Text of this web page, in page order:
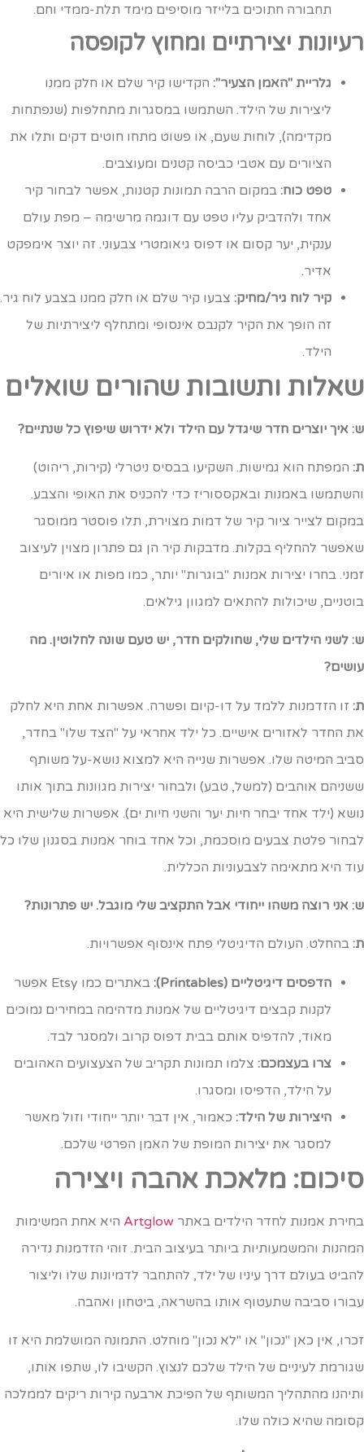
תחבורה חתוכים בלייזר מוסיפים מימד תלת-ממדי וחם.
יצירתיים ומחוץ לקופסה
גלריית "האמן הצעיר":הקדישו קיר שלם או חלק ממנו
ליצירות של הילד. השתמשו במסגרות מתחלפות (שנפתחות
מקדימה), לוחות שעם, או פשוט מתחו חוטים דקים ותלו את
הציורים עם אטבי כביסה קטנים ומעוצבים.
טפט כוח:במקום הרבה תמונות קטנות, אפשר לבחור קיר
אחד ולהדביק עליו טפט עם דוגמה מרשימה – מפת עולם
ענקית, יער קסום או דפוס גיאומטרי צבעוני. זה יוצר אימפקט
אדיר.
קיר לוח גיר/מחיק:צבעו קיר שלם או חלק ממנו בצבע לוח גיר.
זה הופך את הקיר לקנבס אינסופי ומתחלף ליצירתיות של
הילד.
ותשובות שהורים שואלים
איך יוצרים חדר שיגדל עם הילד ולא ידרוש שיפוץ כל שנתיים?
המפתח הוא גמישות. השקיעו בבסיס ניטרלי (קירות, ריהוט)
באמנות ובאקססוריז כדי להכניס את האופי והצבע.
לצייר ציור קיר של דמות מצוירת, תלו פוסטר ממוסגר
להחליף בקלות. מדבקות קיר הן גם פתרון מצוין לעיצוב
בחרו יצירות אמנות "בוגרות" יותר, כמו מפות או איורים
שיכולות להתאים למגוון גילאים.
לשני הילדים שלי, שחולקים חדר, יש טעם שונה לחלוטין. מה
זו הזדמנות ללמד על דו-קיום ופשרה. אפשרות אחת היא לחלק
החדר לאזורים אישיים. כל ילד אחראי על "הצד שלו" בחדר,
המיטה שלו. אפשרות שנייה היא למצוא נושא-על משותף
אוהבים (למשל, טבע) ולבחור יצירות מגוונות בתוך אותו
(ילד אחד יבחר חיות יער והשני חיות ים). אפשרות שלישית היא
פלטת צבעים מוסכמת, וכל אחד בוחר אמנות בסגנון שלו כל
היא מתאימה לצבעוניות הכללית.
אני רוצה משהו ייחודי אבל התקציב שלי מוגבל. יש פתרונות?
בהחלט. העולם הדיגיטלי פתח אינסוף אפשרויות.
הדפסים דיגיטליים (Printables):
באתרים כמו Etsy אפשר
לקנות קבצים דיגיטליים של אמנות מדהימה במחירים נמוכים
מאוד, להדפיס אותם בבית דפוס קרוב ולמסגר לבד.
צרו בעצמכם:צלמו תמונות תקריב של הצעצועים האהובים
על הילד, הדפיסו ומסגרו.
היצירות של הילד:כאמור, אין דבר יותר ייחודי וזול מאשר
למסגר את יצירות המופת של האמן הפרטי שלכם.
מלאכת אהבה ויצירה
אמנות לחדר הילדים באתרArtglow היא אחת המשימות
והמשמעותיות ביותר בעיצוב הבית. זוהי הזדמנות נדירה
בעולם דרך עיניו של ילד, להתחבר לדמיונות שלו וליצור
סביבה שתעטוף אותו בהשראה, ביטחון ואהבה.
אין כאן "נכון" או "לא נכון" מוחלט. התמונה המושלמת היא זו
לעיניים של הילד שלכם לנצוץ. הקשיבו לו, שתפו אותו,
מהתהליך המשותף של הפיכת ארבעה קירות ריקים לממלכה
שהיא כולה שלו.